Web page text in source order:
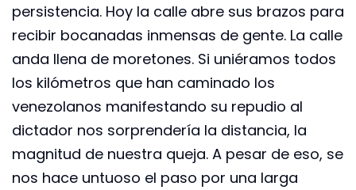
persistencia. Hoy la calle abre sus brazos para
recibir bocanadas inmensas de gente. La calle
anda llena de moretones. Si uniéramos todos
los kilómetros que han caminado los
venezolanos manifestando su repudio al
dictador nos sorprendería la distancia, la
magnitud de nuestra queja. A pesar de eso, se
nos hace untuoso el paso por una larga